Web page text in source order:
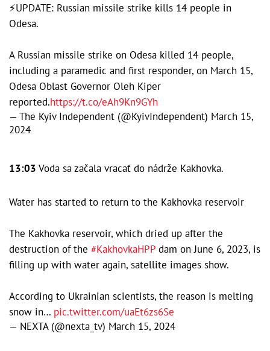
⚡️UPDATE: Russian missile strike kills 14 people in
Odesa.
A Russian missile strike on Odesa killed 14 people,
including a paramedic and first responder, on March 15,
Odesa Oblast Governor Oleh Kiper
reported.https://t.co/eAh9Kn9GYh
— The Kyiv Independent (@KyivIndependent) March 15,
2024
13:03 Voda sa začala vracať do nádrže Kakhovka.
Water has started to return to the Kakhovka reservoir
The Kakhovka reservoir, which dried up after the
destruction of the #KakhovkaHPP dam on June 6, 2023, is
filling up with water again, satellite images show.
According to Ukrainian scientists, the reason is melting
snow in… pic.twitter.com/uaEt6zs6Se
— NEXTA (@nexta_tv) March 15, 2024